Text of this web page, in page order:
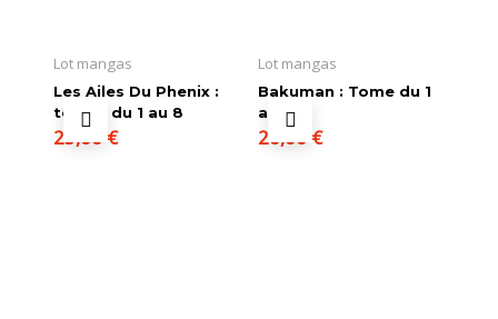
Lot mangas
Les Ailes Du Phenix :
tomes du 1 au 8
25,00 €
Lot mangas
Bakuman : Tome du 1
au 5
20,00 €